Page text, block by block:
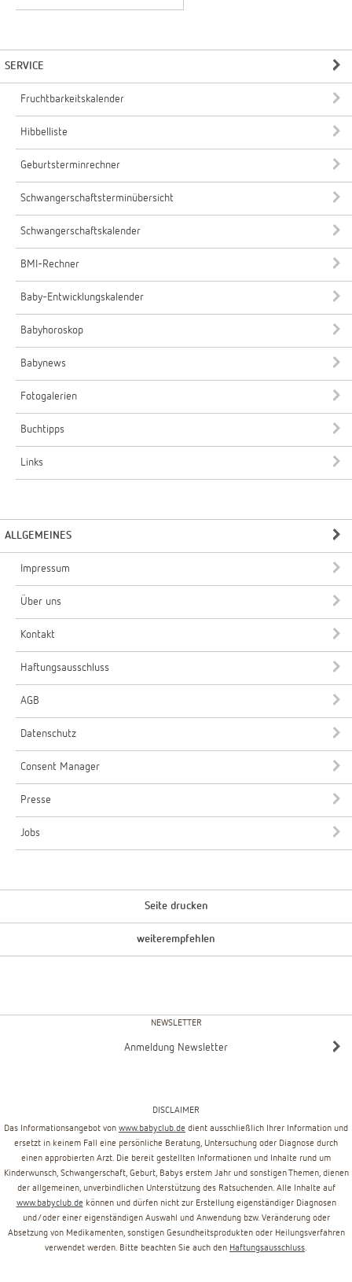
SERVICE
Fruchtbarkeitskalender
Hibbelliste
Geburtsterminrechner
Schwangerschaftsterminübersicht
Schwangerschaftskalender
BMI-Rechner
Baby-Entwicklungskalender
Babyhoroskop
Babynews
Fotogalerien
Buchtipps
Links
ALLGEMEINES
Impressum
Über uns
Kontakt
Haftungsausschluss
AGB
Datenschutz
Consent Manager
Presse
Jobs
Seite drucken
weiterempfehlen
NEWSLETTER
Anmeldung Newsletter
DISCLAIMER
Das Informationsangebot von www.babyclub.de dient ausschließlich Ihrer Information und
ersetzt in keinem Fall eine persönliche Beratung, Untersuchung oder Diagnose durch
einen approbierten Arzt. Die bereit gestellten Informationen und Inhalte rund um
Kinderwunsch, Schwangerschaft, Geburt, Babys erstem Jahr und sonstigen Themen, dienen
der allgemeinen, unverbindlichen Unterstützung des Ratsuchenden. Alle Inhalte auf
www.babyclub.de können und dürfen nicht zur Erstellung eigenständiger Diagnosen
und/oder einer eigenständigen Auswahl und Anwendung bzw. Veränderung oder
Absetzung von Medikamenten, sonstigen Gesundheitsprodukten oder Heilungsverfahren
verwendet werden. Bitte beachten Sie auch den Haftungsausschluss.